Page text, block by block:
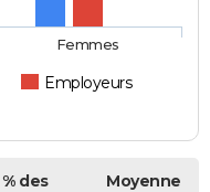
Employeurs
Femmes
% des Moyenne